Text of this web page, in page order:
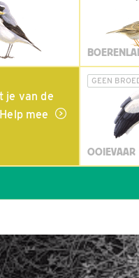
je van de
mee
GEEN
OOIEVAAR